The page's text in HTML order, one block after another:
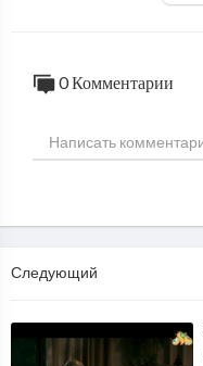
0 Комментарии
Следующий